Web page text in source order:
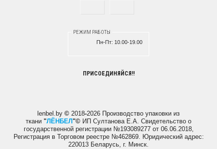
РЕЖИМ РАБОТЫ
Пн-Пт: 10.00-19.00
ПРИСОЕДИНЯЙСЯ!!
lenbel.by © 2018-2026 Производство упаковки из
ткани "ЛЁНБЕЛ"© ИП Султанова Е.А. Свидетельство о
государственной регистрации №193089277 от 06.06.2018,
Регистрация в Торговом реестре №462869. Юридический адрес:
220013 Беларусь, г. Минск.